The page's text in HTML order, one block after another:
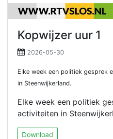
Kopwijzer uur 1
2026-05-30
Elke week een politiek gesprek
in Steenwijkerland.
Elke week een politiek
activiteiten in
Download